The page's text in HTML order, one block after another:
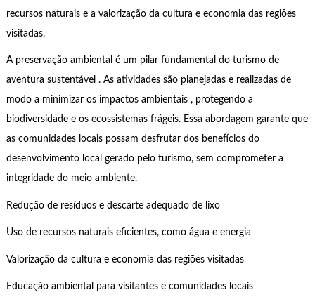
recursos naturais e a valorização da cultura e economia das regiões
visitadas.
A preservação ambiental é um pilar fundamental do turismo de
aventura sustentável . As atividades são planejadas e realizadas de
modo a minimizar os impactos ambientais , protegendo a
biodiversidade e os ecossistemas frágeis. Essa abordagem garante que
as comunidades locais possam desfrutar dos benefícios do
desenvolvimento local gerado pelo turismo, sem comprometer a
integridade do meio ambiente.
Redução de resíduos e descarte adequado de lixo
Uso de recursos naturais eficientes, como água e energia
Valorização da cultura e economia das regiões visitadas
Educação ambiental para visitantes e comunidades locais